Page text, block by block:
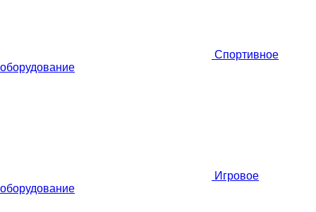
Спортивное
оборудование
Игровое
оборудование